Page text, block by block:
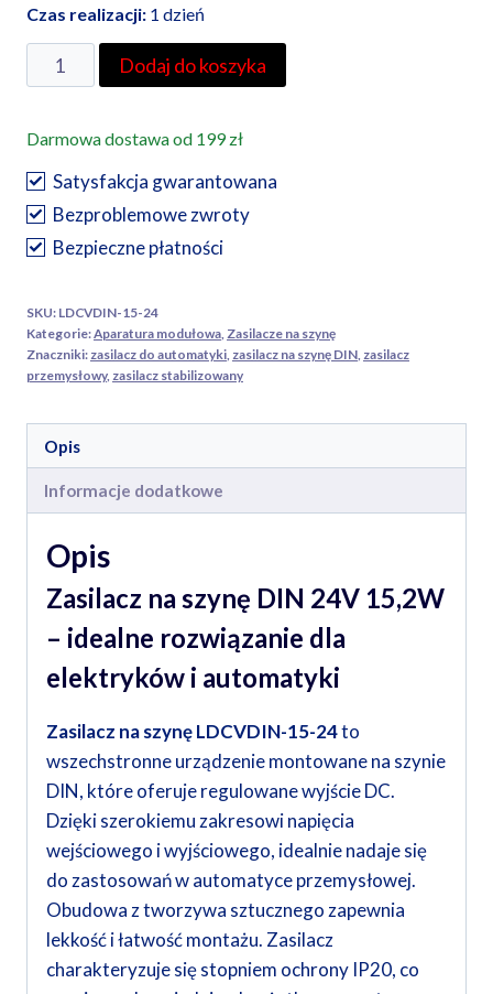
Czas realizacji: 1 dzień
ilość
Zasilacz
szynę
DIN
24V
15.2W
stabilizowany
LDCVDIN-
15-
24
Dodaj do koszyka
Darmowa dostawa od 199 zł
Satysfakcja gwarantowana
Bezproblemowe zwroty
Bezpieczne płatności
SKU: LDCVDIN-15-24
Kategorie:Aparatura modułowa, Zasilacze na szynę
Znaczniki:zasilacz do automatyki, zasilacz na szynę DIN, zasilacz
przemysłowy, zasilacz stabilizowany
Opis
Informacje dodatkowe
Opis
Zasilacz na szynę DIN 24V 15,2W
– idealne rozwiązanie dla
elektryków i automatyki
Zasilacz na szynę LDCVDIN-15-24to
wszechstronne urządzenie montowane na szynie
DIN, które oferuje regulowane wyjście DC.
Dzięki szerokiemu zakresowi napięcia
wejściowego i wyjściowego, idealnie nadaje się
do zastosowań w automatyce przemysłowej.
Obudowa z tworzywa sztucznego zapewnia
lekkość i łatwość montażu. Zasilacz
charakteryzuje się stopniem ochrony IP20, co